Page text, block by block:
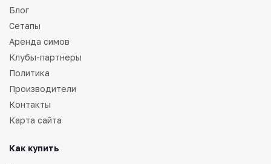
Блог
Сетапы
Аренда симов
Клубы-партнеры
Политика
Производители
Контакты
Карта сайта
Как купить